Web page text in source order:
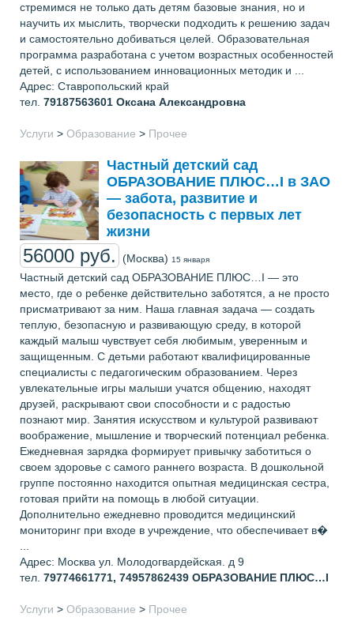
стремимся не только дать детям базовые знания, но и
научить их мыслить, творчески подходить к решению задач
и самостоятельно добиваться целей. Образовательная
программа разработана с учетом возрастных особенностей
детей, с использованием инновационных методик и ...
Адрес: Ставропольский край
тел. 79187563601 Оксана Александровна
Услуги > Образование > Прочее
Частный детский сад
ОБРАЗОВАНИЕ ПЛЮС…I в ЗАО
— забота, развитие и
безопасность с первых лет
жизни
56000 руб. (Москва) 15 января
Частный детский сад ОБРАЗОВАНИЕ ПЛЮС…I — это
место, где о ребенке действительно заботятся, а не просто
присматривают за ним. Наша главная задача — создать
теплую, безопасную и развивающую среду, в которой
каждый малыш чувствует себя любимым, уверенным и
защищенным. С детьми работают квалифицированные
специалисты с педагогическим образованием. Через
увлекательные игры малыши учатся общению, находят
друзей, раскрывают свои способности и с радостью
познают мир. Занятия искусством и культурой развивают
воображение, мышление и творческий потенциал ребенка.
Ежедневная зарядка формирует привычку заботиться о
своем здоровье с самого раннего возраста. В дошкольной
группе постоянно находится опытная медицинская сестра,
готовая прийти на помощь в любой ситуации.
Дополнительно ежедневно проводится медицинский
мониторинг при входе в учреждение, что обеспечивает в�
...
Адрес: Москва ул. Молодогвардейская. д 9
тел. 79774661771, 74957862439 ОБРАЗОВАНИЕ ПЛЮС…I
Услуги > Образование > Прочее